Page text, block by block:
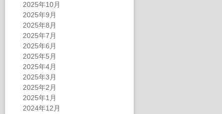
2025年10月
2025年9月
2025年8月
2025年7月
2025年6月
2025年5月
2025年4月
2025年3月
2025年2月
2025年1月
2024年12月